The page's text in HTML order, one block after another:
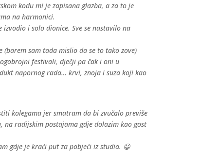
kodu mi je zapisana glazba, a za to je
na harmonici.
i solo dionice. Sve se nastavilo na
sam tada mislio da se to tako zove)
festivali, dječji pa čak i oni u
napornog rada… krvi, znoja i suza koji kao
kolegama jer smatram da bi zvučalo previše
na radijskim postajama gdje dolazim kao gost
gdje je kraći put za pobjeći iz studia. 😀